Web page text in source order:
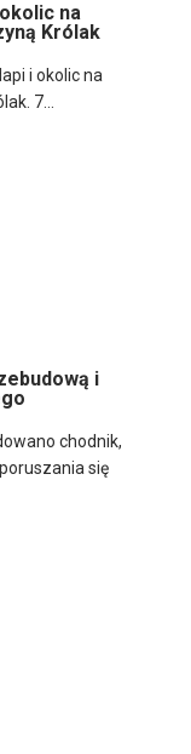
na
Królak
i okolic na
7...
i
chodnik,
się